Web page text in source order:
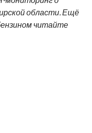
области. Ещё
читайте